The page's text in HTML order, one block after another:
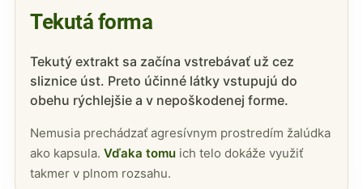
Tekutá forma
Tekutý extrakt sa začína vstrebávať už cez
sliznice úst. Preto účinné látky vstupujú do
obehu rýchlejšie a v nepoškodenej forme.
Nemusia prechádzať agresívnym prostredím žalúdka
ako kapsula. Vďaka tomu ich telo dokáže využiť
takmer v plnom rozsahu.